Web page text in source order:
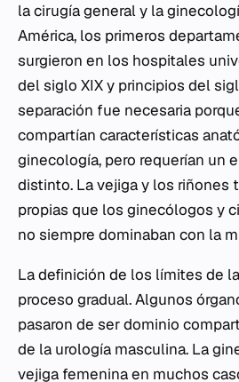
la cirugía general y la
América, los primeros
surgieron en los hospitales
del siglo XIX y principios del
separación fue necesaria
compartían características
ginecología, pero requerían un
distinto. La vejiga y los riñones
propias que los ginecólogos y
no siempre dominaban con la
La definición de los límites de
proceso gradual. Algunos
pasaron de ser dominio
de la urología masculina. La
vejiga femenina en muchos